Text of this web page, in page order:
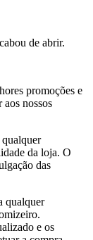
de abrir.
promoções e
nossos
qualquer
da loja. O
das
qualquer
e os